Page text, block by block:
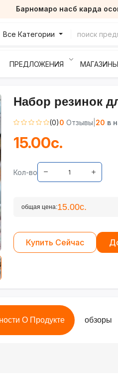
Барномаро насб карда
Все Категории
ПРЕДЛОЖЕНИЯ МАГАЗИНЫ
Набор резинок
(0)0 Отзывы 20 в
15.00с.
Кол-во
общая цена:15.00с.
Купить Сейчас
О Продукте обзоры